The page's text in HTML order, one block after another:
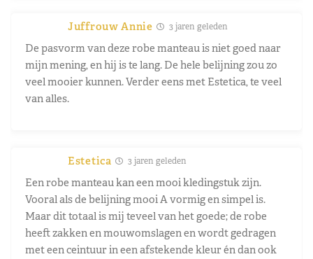
Juffrouw Annie 3 jaren geleden
De pasvorm van deze robe manteau is niet goed naar
mijn mening, en hij is te lang. De hele belijning zou zo
veel mooier kunnen. Verder eens met Estetica, te veel
van alles.
Estetica 3 jaren geleden
Een robe manteau kan een mooi kledingstuk zijn.
Vooral als de belijning mooi A vormig en simpel is.
Maar dit totaal is mij teveel van het goede; de robe
heeft zakken en mouwomslagen en wordt gedragen
met een ceintuur in een afstekende kleur én dan ook